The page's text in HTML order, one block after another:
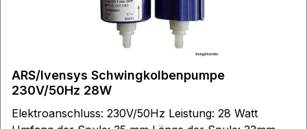
ARS/Ivensys Schwingkolbenpumpe
230V/50Hz 28W
Elektroanschluss: 230V/50Hz Leistung: 28 Watt